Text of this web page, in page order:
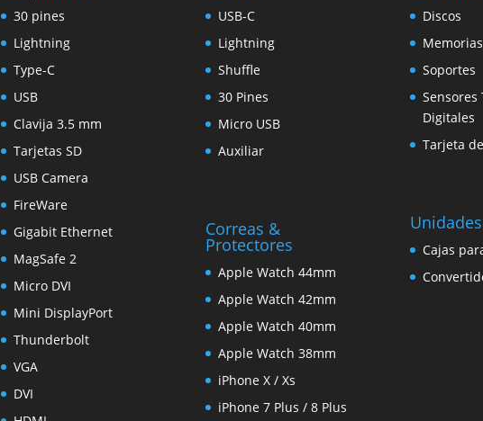
30 pines
Lightning
Type-C
USB
Clavija 3.5 mm
Tarjetas SD
USB Camera
FireWare
Gigabit Ethernet
MagSafe 2
Micro DVI
Mini DisplayPort
Thunderbolt
VGA
DVI
USB-C
Lightning
Shuffle
30 Pines
Micro USB
Auxiliar
Correas &
Protectores
Apple Watch 44mm
Apple Watch 42mm
Apple Watch 40mm
Apple Watch 38mm
iPhone X / Xs
iPhone 7 Plus / 8 Plus
Discos
Memorias
Soportes
Sensores
Digitales
Tarjeta
Cajas